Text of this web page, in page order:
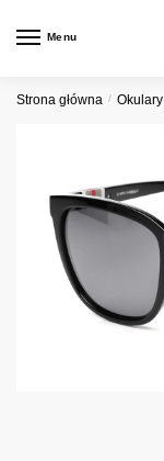
Menu
Strona główna / Okulary